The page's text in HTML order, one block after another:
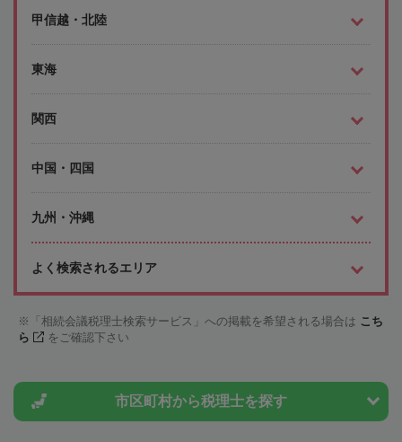
甲信越・北陸
東海
関西
中国・四国
九州・沖縄
よく検索されるエリア
「相続会議税理士検索サービス」への掲載を希望される場合は こち
ら
をご確認下さい
市区町村から税理士を探す